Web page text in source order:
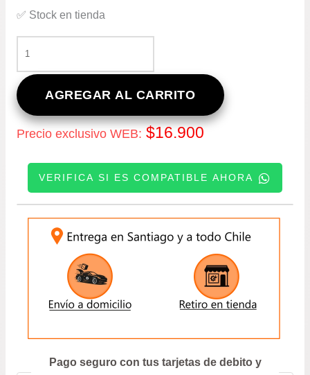
✅ Stock en tienda
BALATAS
DE
FRENO
CITROEN
C-
ELYSEE
DS3
PEUGEOT
AGREGAR AL CARRITO
Precio exclusivo WEB: $16.900
VERIFICA SI ES COMPATIBLE AHORA
Pago seguro con tus tarjetas de debito y